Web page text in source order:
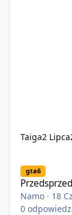
Taiga2 Lipca
gta6
Namo · 18
0